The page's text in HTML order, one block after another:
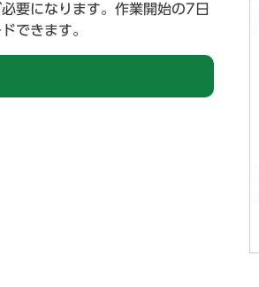
要になります。作業開始の7日
できます。